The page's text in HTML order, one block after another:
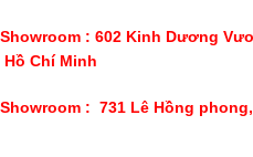
Showroom : 602 Kinh Dương
Hồ Chí Minh
Showroom : 731 Lê Hồng